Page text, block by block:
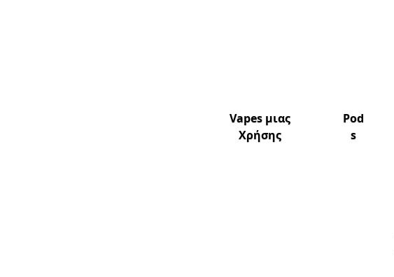
Vapes μιας
Χρήσης
Pod
s